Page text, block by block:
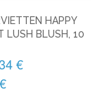
HAPPY
LUSH BLUSH, 10
€